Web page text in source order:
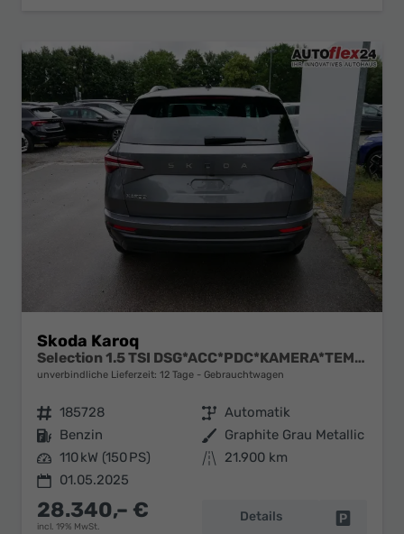
Skoda Karoq
Selection 1.5 TSI DSG*ACC*PDC*KAMERA*TEMPOMAT*LED*SMARTLINK*KLIMA*RADIO*17-ZOLL
unverbindliche Lieferzeit: 12 Tage Gebrauchtwagen
Fahrzeugnr. 185728 Getriebe Automatik
Kraftstoff Benzin Außenfarbe Graphite Grau Metallic
Leistung 110 kW (150 PS) Kilometerstand
21.900 km
01.05.2025
28.340,– €
incl. 19% MwSt.
Details